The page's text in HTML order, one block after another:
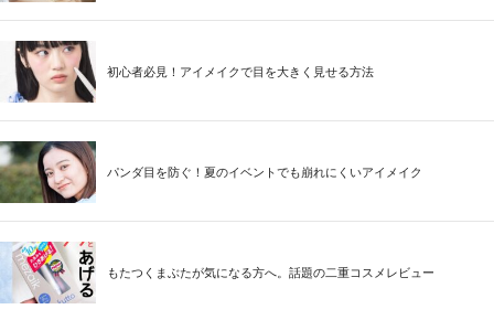
初心者必見！アイメイクで目を大きく見せる方法
パンダ目を防ぐ！夏のイベントでも崩れにくいアイメイク
もたつくまぶたが気になる方へ。話題の二重コスメレビュー